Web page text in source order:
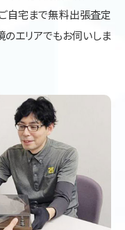
自宅まで無料出張査定
のエリアでもお伺いしま